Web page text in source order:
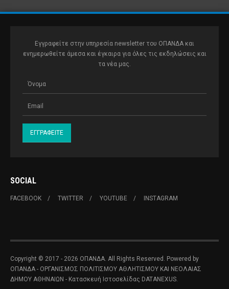
Εγγραφείτε στην υπηρεσία newsletter του ΟΠΑΝΔΑ και
ενημερωθείτε άμεσα και έγκαιρα για όλες τις εκδηλώσεις και
τα νέα μας.
SOCIAL
FACEBOOK TWITTER YOUTUBE INSTAGRAM
Copyright © 2017 - 2026 ΟΠΑΝΔΑ. All Rights Reserved. Powered by
ΟΠΑΝΔΑ - ΟΡΓΑΝΙΣΜΟΣ ΠΟΛΙΤΙΣΜΟΥ ΑΘΛΗΤΙΣΜΟΥ ΚΑΙ ΝΕΟΛΑΙΑΣ
ΔΗΜΟΥ ΑΘΗΝΑΙΩΝ - Κατασκευή Ιστοσελίδας DATANEXUS.